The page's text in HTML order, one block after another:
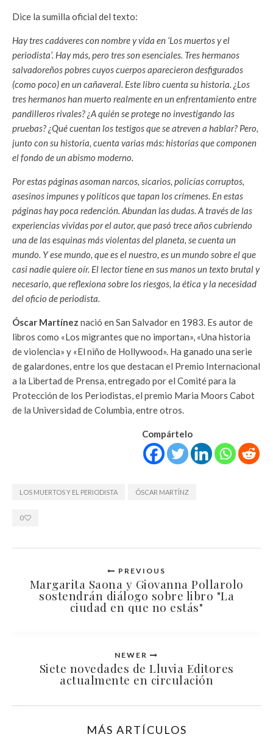
Dice la sumilla oficial del texto:
Hay tres cadáveres con nombre y vida en ‘Los muertos y el
periodista’. Hay más, pero tres son esenciales. Tres hermanos
salvadoreños pobres cuyos cuerpos aparecieron desfigurados
(como poco) en un cañaveral. Este libro cuenta su historia. ¿Los
tres hermanos han muerto realmente en un enfrentamiento entre
pandilleros rivales? ¿A quién se protege no investigando las
pruebas? ¿Qué cuentan los testigos que se atreven a hablar? Pero,
junto con su historia, cuenta varias más: historias que componen
el fondo de un abismo moderno.
Por estas páginas asoman narcos, sicarios, policías corruptos,
asesinos impunes y políticos que tapan los crímenes. En estas
páginas hay poca redención. Abundan las dudas. A través de las
experiencias vividas por el autor, que pasó trece años cubriendo
una de las esquinas más violentas del planeta, se cuenta un
mundo. Y ese mundo, que es el nuestro, es un mundo sobre el que
casi nadie quiere oír. El lector tiene en sus manos un texto brutal y
necesario, que reflexiona sobre los riesgos, la ética y la necesidad
del oficio de periodista.
Óscar Martínez nació en San Salvador en 1983. Es autor de
libros como «Los migrantes que no importan», «Una historia
de violencia» y «El niño de Hollywood». Ha ganado una serie
de galardones, entre los que destacan el Premio Internacional
a la Libertad de Prensa, entregado por el Comité para la
Protección de los Periodistas, el premio Maria Moors Cabot
de la Universidad de Columbia, entre otros.
Compártelo
LOS MUERTOS Y EL PERIODISTA ÓSCAR MARTÍNZ
0
PREVIOUS
Margarita Saona y Giovanna Pollarolo
sostendrán diálogo sobre libro "La
ciudad en que no estás"
NEWER
Siete novedades de Lluvia Editores
actualmente en circulación
MÁS ARTÍCULOS